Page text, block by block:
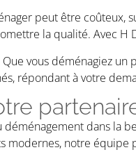
peut être coûteux,
la qualité. Avec H
Que vous déménagiez
répondant à votre
dans la
modernes, notre